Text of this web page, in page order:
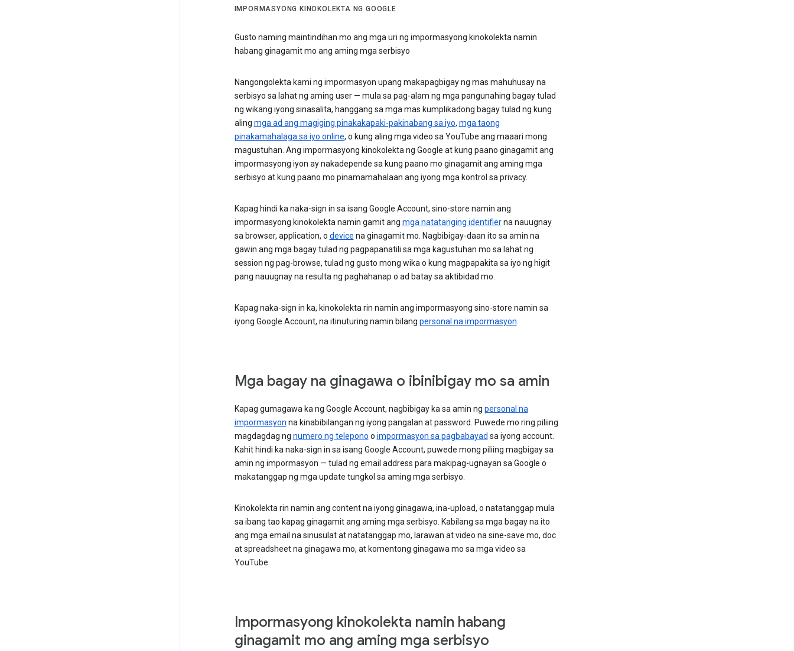
IMPORMASYONG KINOKOLEKTA NG GOOGLE
Gusto naming maintindihan mo ang mga uri ng impormasyong kinokolekta namin
habang ginagamit mo ang aming mga serbisyo
Nangongolekta kami ng impormasyon upang makapagbigay ng mas mahuhusay na
serbisyo sa lahat ng aming user — mula sa pag-alam ng mga pangunahing bagay tulad
ng wikang iyong sinasalita, hanggang sa mga mas kumplikadong bagay tulad ng kung
aling mga ad ang magiging pinakakapaki-pakinabang sa iyo, mga taong
pinakamahalaga sa iyo online, o kung aling mga video sa YouTube ang maaari mong
magustuhan. Ang impormasyong kinokolekta ng Google at kung paano ginagamit ang
impormasyong iyon ay nakadepende sa kung paano mo ginagamit ang aming mga
serbisyo at kung paano mo pinamamahalaan ang iyong mga kontrol sa privacy.
Kapag hindi ka naka-sign in sa isang Google Account, sino-store namin ang
impormasyong kinokolekta namin gamit ang mga natatanging identifierna nauugnay
sa browser, application, o device na ginagamit mo. Nagbibigay-daan ito sa amin na
gawin ang mga bagay tulad ng pagpapanatili sa mga kagustuhan mo sa lahat ng
session ng pag-browse, tulad ng gusto mong wika o kung magpapakita sa iyo ng higit
pang nauugnay na resulta ng paghahanap o ad batay sa aktibidad mo.
Kapag naka-sign in ka, kinokolekta rin namin ang impormasyong sino-store namin sa
iyong Google Account, na itinuturing namin bilang personal na impormasyon.
Mga bagay na ginagawa o ibinibigay mo sa amin
Kapag gumagawa ka ng Google Account, nagbibigay ka sa amin ng personal na
impormasyon na kinabibilangan ng iyong pangalan at password. Puwede mo ring piliing
magdagdag ng numero ng telepono o impormasyon sa pagbabayad sa iyong account.
Kahit hindi ka naka-sign in sa isang Google Account, puwede mong piliing magbigay sa
amin ng impormasyon — tulad ng email address para makipag-ugnayan sa Google o
makatanggap ng mga update tungkol sa aming mga serbisyo.
Kinokolekta rin namin ang content na iyong ginagawa, ina-upload, o natatanggap mula
sa ibang tao kapag ginagamit ang aming mga serbisyo. Kabilang sa mga bagay na ito
ang mga email na sinusulat at natatanggap mo, larawan at video na sine-save mo, doc
at spreadsheet na ginagawa mo, at komentong ginagawa mo sa mga video sa
YouTube.
Impormasyong kinokolekta namin habang
ginagamit mo ang aming mga serbisyo